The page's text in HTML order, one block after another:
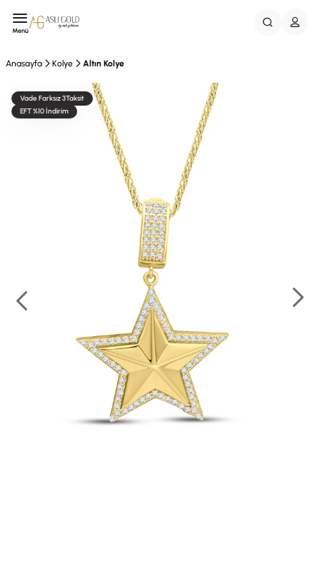
Menü
Anasayfa Kolye Altın Kolye
Vade Farksız 3Taksit
EFT %10 İndirim